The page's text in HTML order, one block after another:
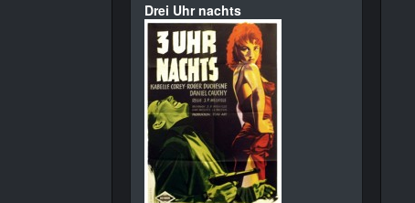
Drei Uhr nachts